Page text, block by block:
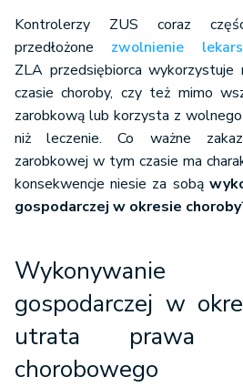
Kontrolerzy ZUS coraz
przedłożone zwolnienie
ZLA przedsiębiorca
czasie choroby, czy też mimo
zarobkową lub korzysta z
niż leczenie. Co ważne
zarobkowej w tym czasie ma
konsekwencje niesie za sobą
gospodarczej w okresie choroby
Wykonywanie
gospodarczej w
utrata prawa
chorobowego